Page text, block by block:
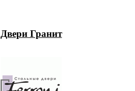
Двери Гранит